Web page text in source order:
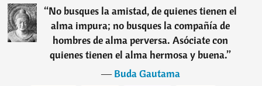
“No busques la amistad, de quienes tienen el
alma impura; no busques la compañía de
hombres de alma perversa. Asóciate con
quienes tienen el alma hermosa y buena.”
―Buda Gautama